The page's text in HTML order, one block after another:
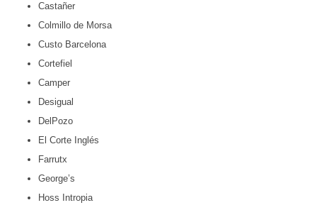
Castañer
Colmillo de Morsa
Custo Barcelona
Cortefiel
Camper
Desigual
DelPozo
El Corte Inglés
Farrutx
George’s
Hoss Intropia